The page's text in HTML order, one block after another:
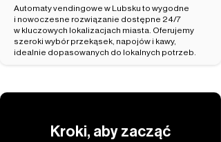
Automaty vendingowe w Lubsku to wygodne
i nowoczesne rozwiązanie dostępne 24/7
w kluczowych lokalizacjach miasta. Oferujemy
szeroki wybór przekąsek, napojów i kawy,
idealnie dopasowanych do lokalnych potrzeb.
Kroki, aby zacząć